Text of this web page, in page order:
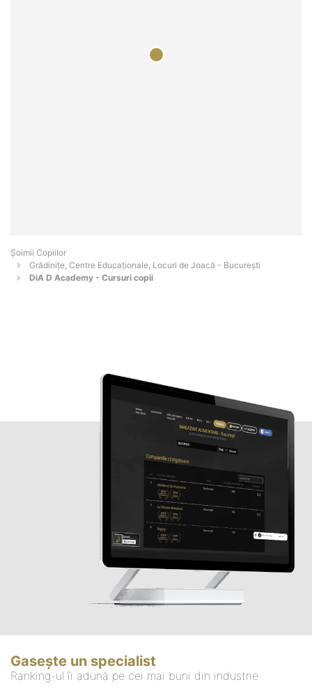
Șoimii Copiilor
Grădinițe, Centre Educaționale, Locuri de Joacă - Bucureşti
DiA D Academy - Cursuri copii
Gasește un specialist
Ranking-ul îi adună pe cei mai buni din industrie